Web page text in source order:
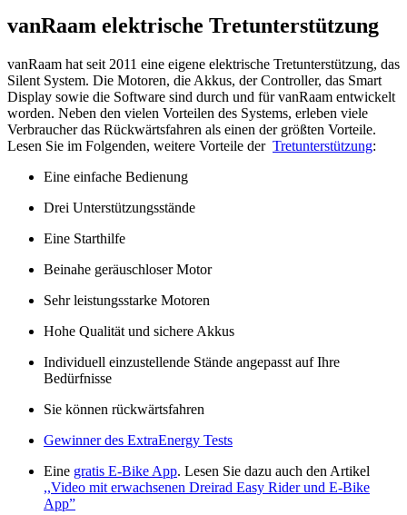
vanRaam elektrische Tretunterstützung
vanRaam hat seit 2011 eine eigene elektrische Tretunterstützung, das
Silent System. Die Motoren, die Akkus, der Controller, das Smart
Display sowie die Software sind durch und für vanRaam entwickelt
worden. Neben den vielen Vorteilen des Systems, erleben viele
Verbraucher das Rückwärtsfahren als einen der größten Vorteile.
Lesen Sie im Folgenden, weitere Vorteile der Tretunterstützung:
Eine einfache Bedienung
Drei Unterstützungsstände
Eine Starthilfe
Beinahe geräuschloser Motor
Sehr leistungsstarke Motoren
Hohe Qualität und sichere Akkus
Individuell einzustellende Stände angepasst auf Ihre
Bedürfnisse
Sie können rückwärtsfahren
Gewinner des ExtraEnergy Tests
Eine gratis E-Bike App. Lesen Sie dazu auch den Artikel
,,Video mit erwachsenen Dreirad Easy Rider und E-Bike
App”